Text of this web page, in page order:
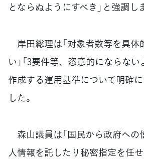
とならぬようにすべき」と強調し
岸田総理は「対象者数等を具体
い」「3要件等、恣意的にならな
作成する運用基準について明確に
した。
森山議員は「国民から政府への
人情報を託したり秘密指定を任